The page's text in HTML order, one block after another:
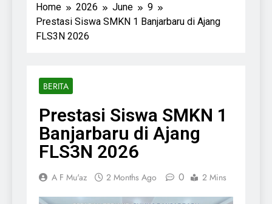
Home 2026 June
9
Prestasi Siswa SMKN 1 Banjarbaru di Ajang
FLS3N 2026
BERITA
Prestasi Siswa SMKN 1
Banjarbaru di Ajang
FLS3N 2026
A F Mu'az 2 Months Ago 0 2 Mins